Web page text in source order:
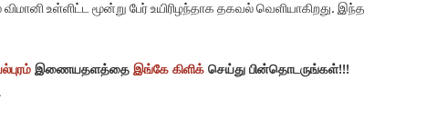
உள்ளிட்ட மூன்று பேர் உயிரிழந்தாக தகவல் வெளியாகிறது. இந்த
இணையதளத்தை இங்கே கிளிக் செய்து பின்தொடருங்கள்!!!